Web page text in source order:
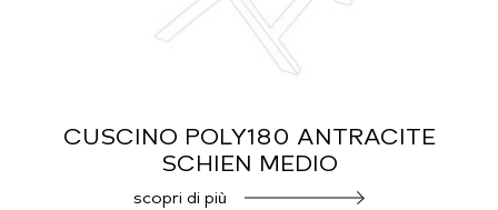
CUSCINO POLY180 ANTRACITE
SCHIEN MEDIO
scopri di più